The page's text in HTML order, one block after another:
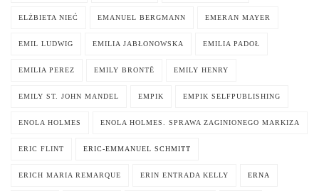
ELŻBIETA NIEĆ EMANUEL BERGMANN EMERAN MAYER
EMIL LUDWIG EMILIA JABŁONOWSKA EMILIA PADOŁ
EMILIA PEREZ EMILY BRONTË EMILY HENRY
EMILY ST. JOHN MANDEL EMPIK EMPIK SELFPUBLISHING
ENOLA HOLMES ENOLA HOLMES. SPRAWA ZAGINIONEGO MARKIZA
ERIC FLINT ERIC-EMMANUEL SCHMITT
ERICH MARIA REMARQUE ERIN ENTRADA KELLY ERNA